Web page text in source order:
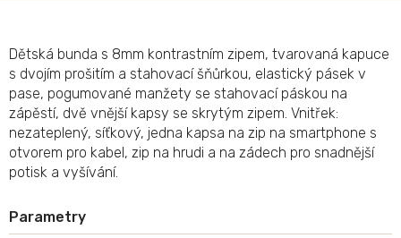
Dětská bunda s 8mm kontrastním zipem, tvarovaná kapuce
s dvojím prošitím a stahovací šňůrkou, elastický pásek v
pase, pogumované manžety se stahovací páskou na
zápěstí, dvě vnější kapsy se skrytým zipem. Vnitřek:
nezateplený, síťkový, jedna kapsa na zip na smartphone s
otvorem pro kabel, zip na hrudi a na zádech pro snadnější
potisk a vyšívání.